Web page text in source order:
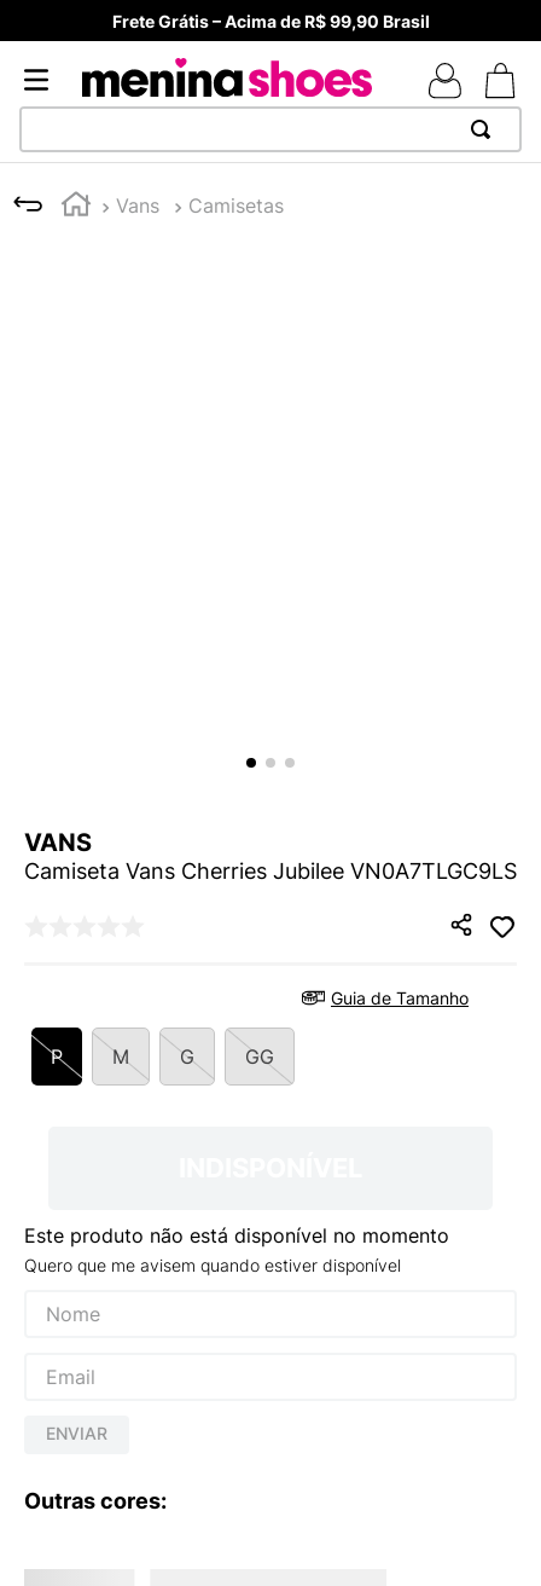
Frete Grátis – Acima de R$ 99,90 Brasil
Vans Camisetas
VANS
Camiseta Vans Cherries Jubilee VN0A7TLGC9LS
Guia de Tamanho
P M G GG
Este produto não está disponível no momento
Quero que me avisem quando estiver disponível
ENVIAR
Outras cores:
1
TÊNIS NEWS BALANCE 530